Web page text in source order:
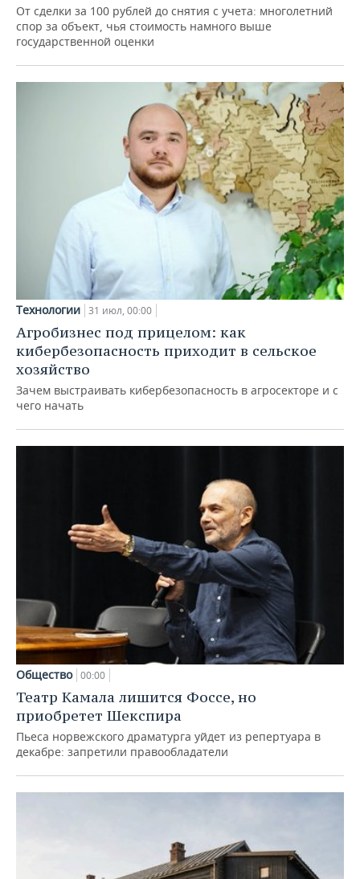
От сделки за 100 рублей до снятия с учета: многолетний
спор за объект, чья стоимость намного выше
государственной оценки
Технологии 31 июл, 00:00
Агробизнес под прицелом: как
кибербезопасность приходит в сельское
хозяйство
Зачем выстраивать кибербезопасность в агросекторе и с
чего начать
Общество 00:00
Театр Камала лишится Фоссе, но
приобретет Шекспира
Пьеса норвежского драматурга уйдет из репертуара в
декабре: запретили правообладатели